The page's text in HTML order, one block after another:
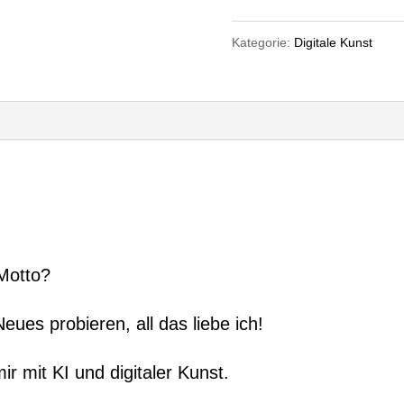
me"
50x50
Kategorie: Digitale Kunst
probieren, all das liebe ich!
mit KI und digitaler Kunst.